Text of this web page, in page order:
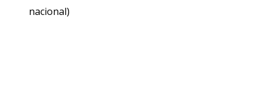
nacional)